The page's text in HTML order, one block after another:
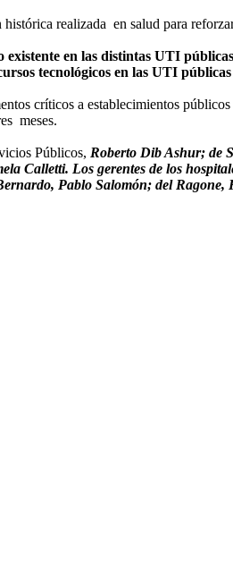
realizada en salud para
en las distintas UTI
tecnológicos en las UTI
críticos a establecimientos
meses.
Públicos, Roberto Dib Ashur; de
Calletti. Los gerentes de los
Pablo Salomón; del